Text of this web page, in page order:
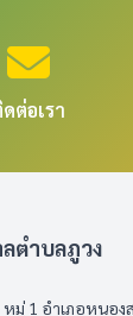
ต่อเรา
ตำบลภูวง
มู่ 1 อำเภอหนอง